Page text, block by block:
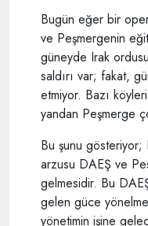
Bugün eğer bir
ve Peşmergenin
güneyde Irak
saldırı var; fakat,
etmiyor. Bazı
yandan Peşmerge
Bu şunu gösteriyor;
arzusu DAEŞ ve
gelmesidir. Bu
gelen güce
yönetimin işine